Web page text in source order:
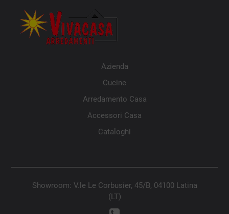
Azienda
Cucine
Arredamento Casa
Accessori Casa
Cataloghi
Showroom: V.le Le Corbusier, 45/B, 04100 Latina
(LT)